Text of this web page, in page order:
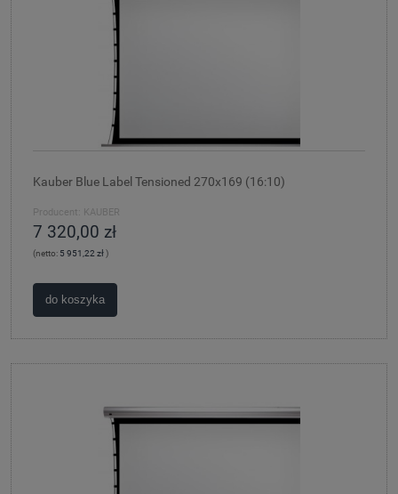
Kauber Blue Label Tensioned 270x169 (16:10)
Producent: KAUBER
7 320,00 zł
(netto: 5 951,22 zł)
do koszyka